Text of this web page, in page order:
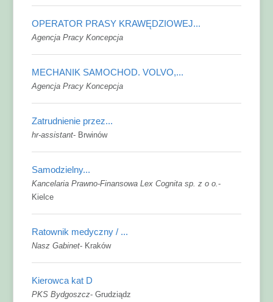
OPERATOR PRASY KRAWĘDZIOWEJ...
Agencja Pracy Koncepcja
MECHANIK SAMOCHOD. VOLVO,...
Agencja Pracy Koncepcja
Zatrudnienie przez...
hr-assistant- Brwinów
Samodzielny...
Kancelaria Prawno-Finansowa Lex Cognita sp. z o o.-
Kielce
Ratownik medyczny / ...
Nasz Gabinet- Kraków
Kierowca kat D
PKS Bydgoszcz-Grudziądz